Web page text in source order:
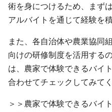
術を身につけるため、まず
アルバイトを通じて経験を
また、各自治体や農業協同
向けの研修制度を活用する
は、農家で体験できるバイ
合わせてチェックしてみてく
＞＞農家で体験できるバイ